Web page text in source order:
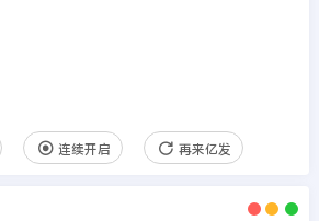
连续开启 再来亿发